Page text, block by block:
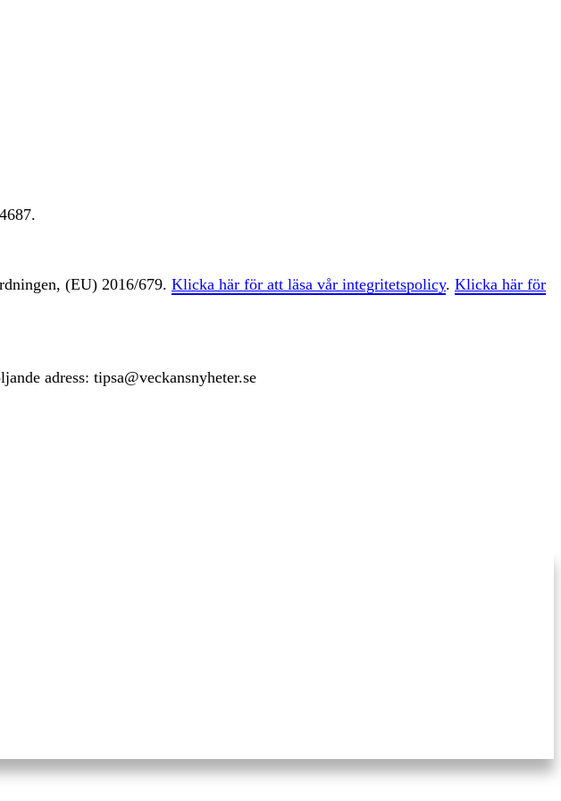
(EU) 2016/679. Klicka här för att läsa vår integritetspolicy. Klicka här för
adress: tipsa@veckansnyheter.se